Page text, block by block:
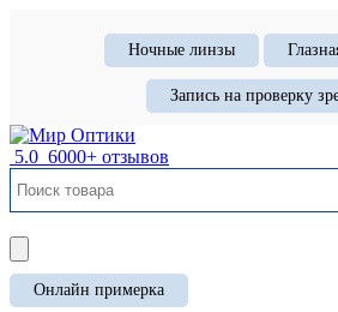
Ночные линзы
Запись на проверку
5.0 6000+ отзывов
Онлайн примерка